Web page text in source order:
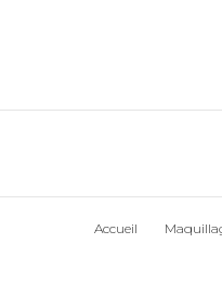
Accueil